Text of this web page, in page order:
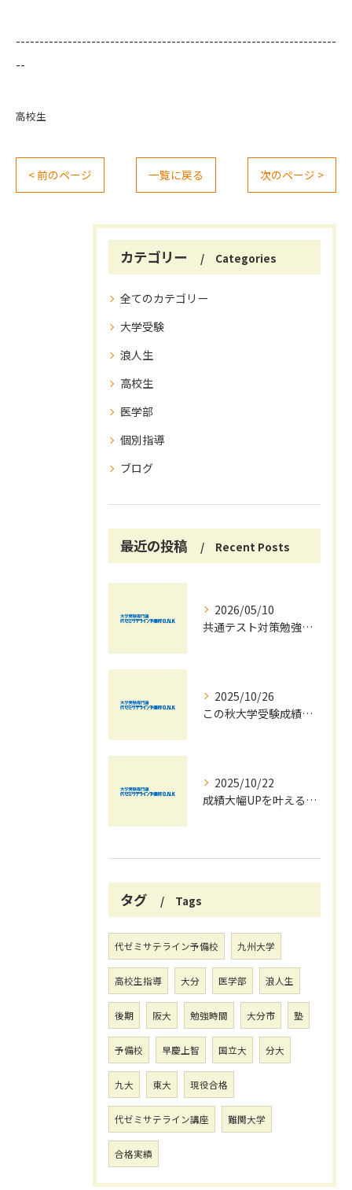
--------------------------------------------------------------------
--
高校生
< 前のページ 一覧に戻る 次のページ >
カテゴリー Categories
全てのカテゴリー
大学受験
浪人生
高校生
医学部
個別指導
ブログ
最近の投稿 Recent Posts
2026/05/10
共通テスト対策勉強は早めに始めましょう！
2025/10/26
この秋大学受験成績大幅UPの秘訣
2025/10/22
成績大幅UPを叶える秋の効率学習法
タグ Tags
代ゼミサテライン予備校 九州大学
高校生指導 大分 医学部 浪人生
後期 阪大 勉強時間 大分市 塾
予備校 早慶上智 国立大 分大
九大 東大 現役合格
代ゼミサテライン講座 難関大学
合格実績